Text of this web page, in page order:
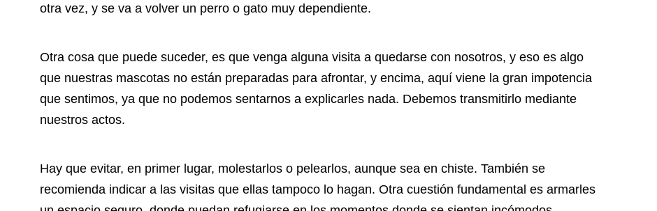
otra vez, y se va a volver un perro o gato muy dependiente.
Otra cosa que puede suceder, es que venga alguna visita a quedarse con nosotros, y eso es algo
que nuestras mascotas no están preparadas para afrontar, y encima, aquí viene la gran impotencia
que sentimos, ya que no podemos sentarnos a explicarles nada. Debemos transmitirlo mediante
nuestros actos.
Hay que evitar, en primer lugar, molestarlos o pelearlos, aunque sea en chiste. También se
recomienda indicar a las visitas que ellas tampoco lo hagan. Otra cuestión fundamental es armarles